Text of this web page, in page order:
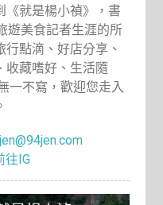
《就是楊小禎》，書
遊美食記者生涯的所
行點滴、好店分享、
收藏嗜好、生活隨
一不寫，歡迎您走入
jen@94jen.com
往IG